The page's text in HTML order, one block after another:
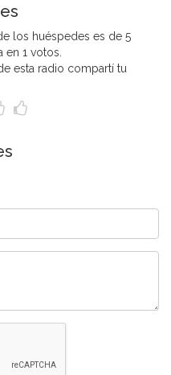
los huéspedes es de 5
en 1 votos.
esta radio compartí tu